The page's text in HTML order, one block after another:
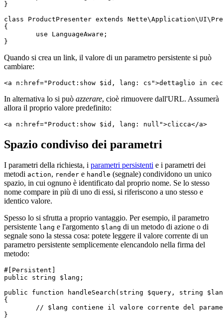
}
class ProductPresenter extends
{
Quando si crea un link, il valore di un parametro persistente si può
cambiare:
In alternativa lo si può azzerare, cioè rimuovere dall'URL. Assumerà
allora il proprio valore predefinito:
Spazio condiviso dei parametri
I parametri della richiesta, i parametri persistenti e i parametri dei
metodi action, render e handle (segnale) condividono un unico
spazio, in cui ognuno è identificato dal proprio nome. Se lo stesso
nome compare in più di uno di essi, si riferiscono a uno stesso e
identico valore.
Spesso lo si sfrutta a proprio vantaggio. Per esempio, il parametro
persistente lang e l'argomento $lang di un metodo di azione o di
segnale sono la stessa cosa: potete leggere il valore corrente di un
parametro persistente semplicemente elencandolo nella firma del
metodo:
#[Persistent]
public string $lang;
public function handleSearch(string $query, string
{